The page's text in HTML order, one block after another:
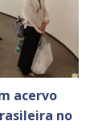
acervo
no